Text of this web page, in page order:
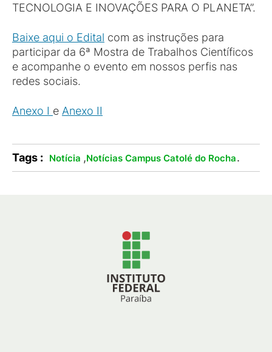
TECNOLOGIA E INOVAÇÕES PARA O PLANETA”.
Baixe aqui o Edital com as instruções para
participar da 6ª Mostra de Trabalhos Científicos
e acompanhe o evento em nossos perfis nas
redes sociais.
Anexo I e Anexo II
Tags : Notícia ,Notícias Campus Catolé do Rocha.